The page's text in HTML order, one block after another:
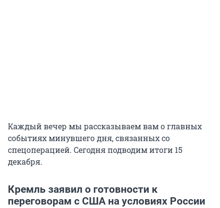
Каждый вечер мы рассказываем вам о главных
событиях минувшего дня, связанных со
спецоперацией. Сегодня подводим итоги 15
декабря.
Кремль заявил о готовности к
переговорам с США на условиях России